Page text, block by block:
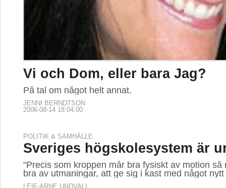
Vi och Dom, eller bara Jag?
På tal om något helt annat.
JENNI BERNDTSON
2006-08-14 18:04:00
POLITIK & SAMHÄLLE
Sveriges högskolesystem är
"Precis som kroppen mår bra fysiskt av motion så
bra av utmaningar, att ge sig i kast med något
LEIF-ARNE UNDVALL